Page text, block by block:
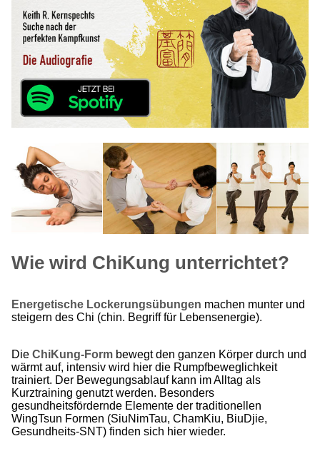
Wie wird ChiKung unterrichtet?
Energetische Lockerungsübungen machen munter und
steigern des Chi (chin. Begriff für Lebensenergie).
Die ChiKung-Form bewegt den ganzen Körper durch und
wärmt auf, intensiv wird hier die Rumpfbeweglichkeit
trainiert. Der Bewegungsablauf kann im Alltag als
Kurztraining genutzt werden. Besonders
gesundheitsfördernde Elemente der traditionellen
WingTsun Formen (SiuNimTau, ChamKiu, BiuDjie,
Gesundheits-SNT) finden sich hier wieder.